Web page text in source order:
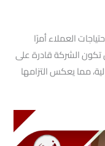
العملاء أمرًا
الشركة قادرة على
مما يعكس التزامها